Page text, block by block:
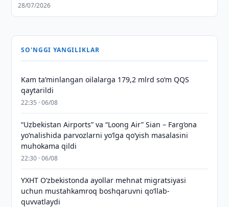
28/07/2026
SO'NGGI YANGILIKLAR
Kam taʼminlangan oilalarga 179,2 mlrd so‘m QQS
qaytarildi
22:35 · 06/08
“Uzbekistan Airports” va “Loong Air” Sian – Farg‘ona
yo‘nalishida parvozlarni yo‘lga qo‘yish masalasini
muhokama qildi
22:30 · 06/08
YXHT O‘zbekistonda ayollar mehnat migratsiyasi
uchun mustahkamroq boshqaruvni qo‘llab-
quvvatlaydi